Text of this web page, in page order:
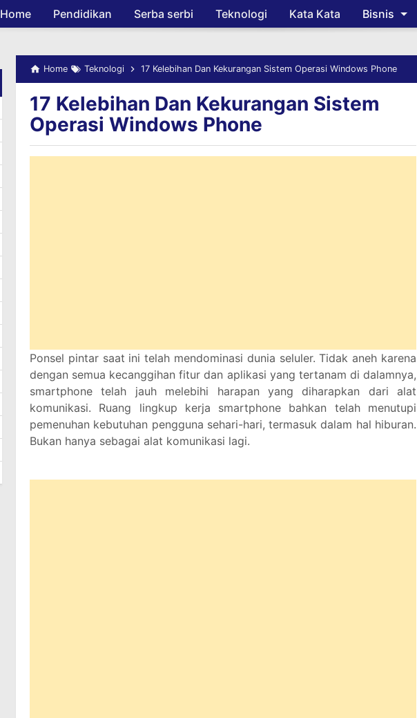
Skip to main content
Home Pendidikan Serba serbi Teknologi Kata Kata Bisnis
Home Teknologi 17 Kelebihan Dan Kekurangan Sistem Operasi Windows Phone
17 Kelebihan Dan Kekurangan Sistem
Operasi Windows Phone
Ponsel pintar saat ini telah mendominasi dunia seluler. Tidak aneh karena
dengan semua kecanggihan fitur dan aplikasi yang tertanam di dalamnya,
smartphone telah jauh melebihi harapan yang diharapkan dari alat
komunikasi. Ruang lingkup kerja smartphone bahkan telah menutupi
pemenuhan kebutuhan pengguna sehari-hari, termasuk dalam hal hiburan.
Bukan hanya sebagai alat komunikasi lagi.